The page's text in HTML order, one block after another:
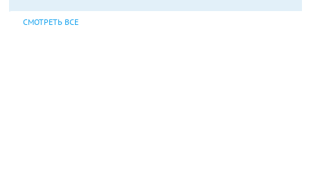
СМОТРЕТЬ ВСЕ